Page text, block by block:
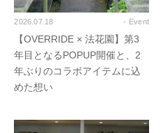
2026.07.18 - Event
【OVERRIDE × 法花園】第3
年目となるPOPUP開催と、2
年ぶりのコラボアイテムに込
めた想い